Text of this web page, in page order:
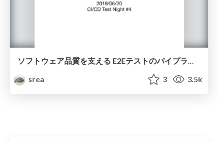
ソフトウェア品質を支える E2Eテストのパイプライン作り
srea
3 3.5k